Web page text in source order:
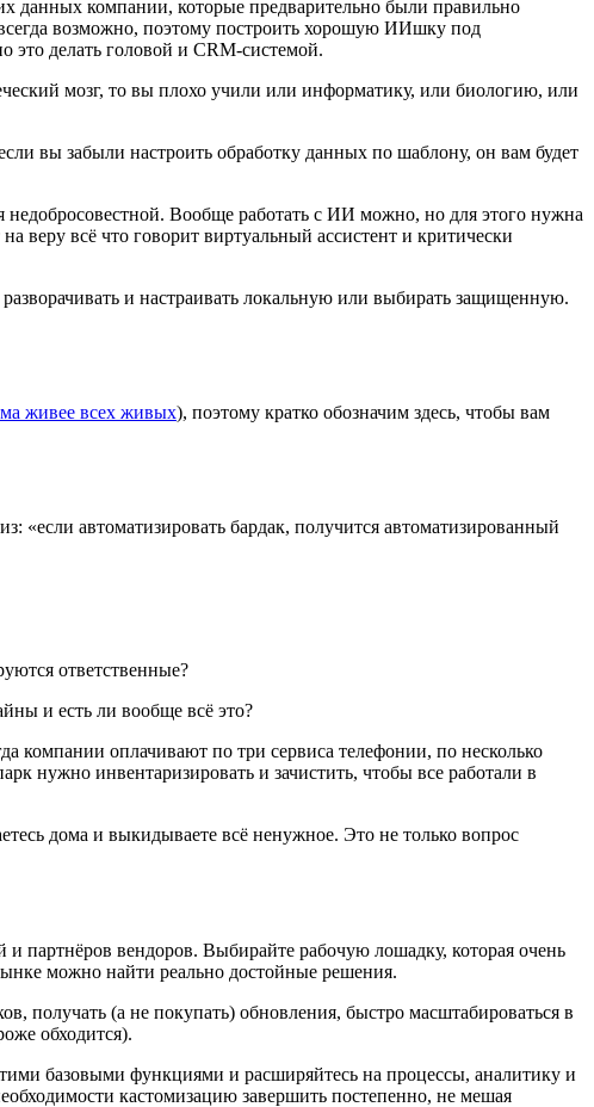
данных компании, которые предварительно были правильно
возможно, поэтому построить хорошую ИИшку под
это делать головой и CRM-системой.
мозг, то вы плохо учили или информатику, или биологию, или
вы забыли настроить обработку данных по шаблону, он вам будет
Вообще работать с ИИ можно, но для этого нужна
веру всё что говорит виртуальный ассистент и критически
и настраивать локальную или выбирать защищенную.
живее всех живых), поэтому кратко обозначим здесь, чтобы вам
«если автоматизировать бардак, получится автоматизированный
ответственные?
и есть ли вообще всё это?
компании оплачивают по три сервиса телефонии, по несколько
нужно инвентаризировать и зачистить, чтобы все работали в
дома и выкидываете всё ненужное. Это не только вопрос
партнёров вендоров. Выбирайте рабочую лошадку, которая очень
можно найти реально достойные решения.
получать (а не покупать) обновления, быстро масштабироваться в
обходится).
базовыми функциями и расширяйтесь на процессы, аналитику и
кастомизацию завершить постепенно, не мешая